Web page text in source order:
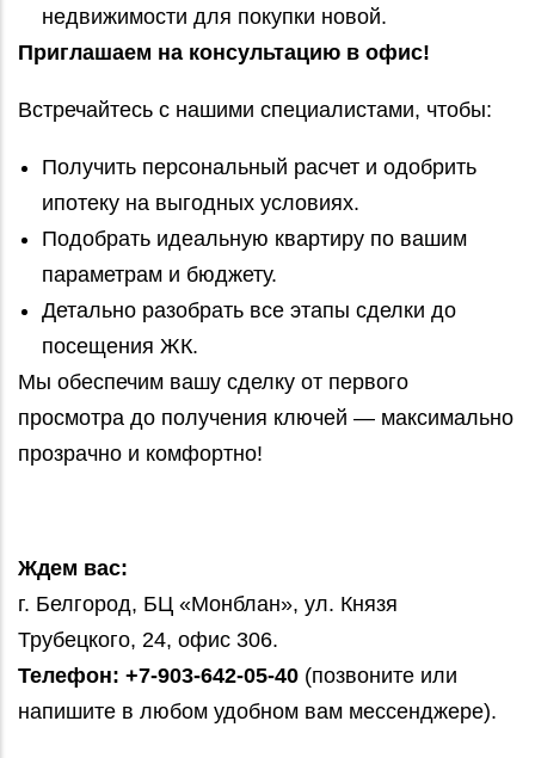
недвижимости для покупки новой.
Приглашаем на консультацию в офис!
Встречайтесь с нашими специалистами, чтобы:
Получить персональный расчет и одобрить
ипотеку на выгодных условиях.
Подобрать идеальную квартиру по вашим
параметрам и бюджету.
Детально разобрать все этапы сделки до
посещения ЖК.
Мы обеспечим вашу сделку от первого
просмотра до получения ключей — максимально
прозрачно и комфортно!
Ждем вас:
г. Белгород, БЦ «Монблан», ул. Князя
Трубецкого, 24, офис 306.
Телефон: +7-903-642-05-40 (позвоните или
напишите в любом удобном вам мессенджере).